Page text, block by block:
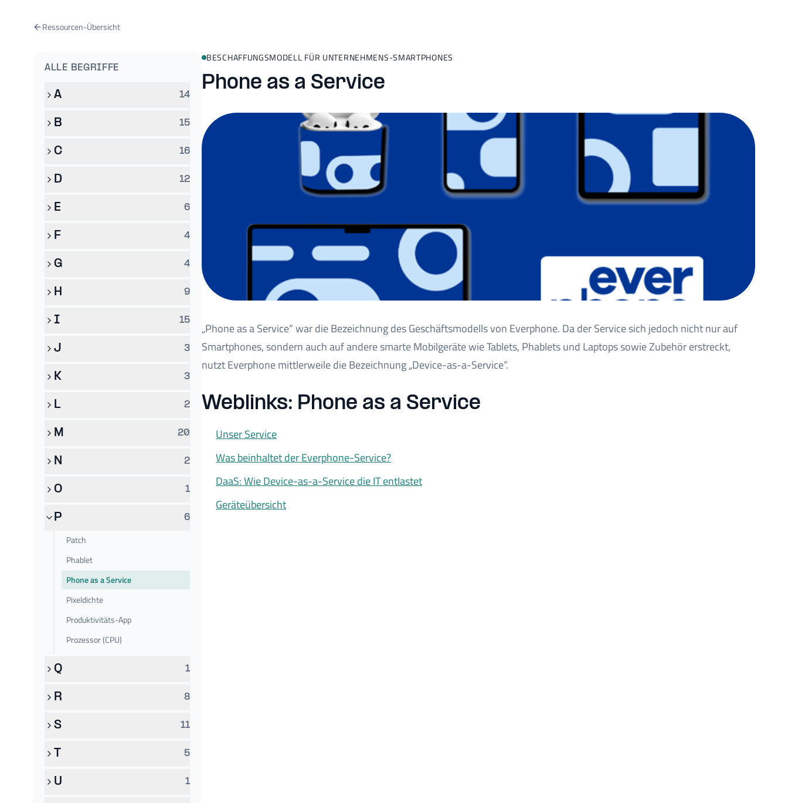
Ressourcen-Übersicht
ALLE BEGRIFFE
A 14
B 15
C 16
D 12
E 6
F 4
G 4
H 9
I 15
J 3
K 3
L 2
M 20
N 2
O 1
P 6
Patch
Phablet
Phone as a Service
Pixeldichte
Produktivitäts-App
Prozessor (CPU)
Q 1
R 8
S 11
T 5
U 1
BESCHAFFUNGSMODELL FÜR UNTERNEHMENS-SMARTPHONES
Phone as a Service
„Phone as a Service“ war die Bezeichnung des Geschäftsmodells von Everphone. Da der Service sich jedoch nicht nur auf
Smartphones, sondern auch auf andere smarte Mobilgeräte wie Tablets, Phablets und Laptops sowie Zubehör erstreckt,
nutzt Everphone mittlerweile die Bezeichnung „Device-as-a-Service“.
Weblinks: Phone as a Service
Unser Service
Was beinhaltet der Everphone-Service?
DaaS: Wie Device-as-a-Service die IT entlastet
Geräteübersicht